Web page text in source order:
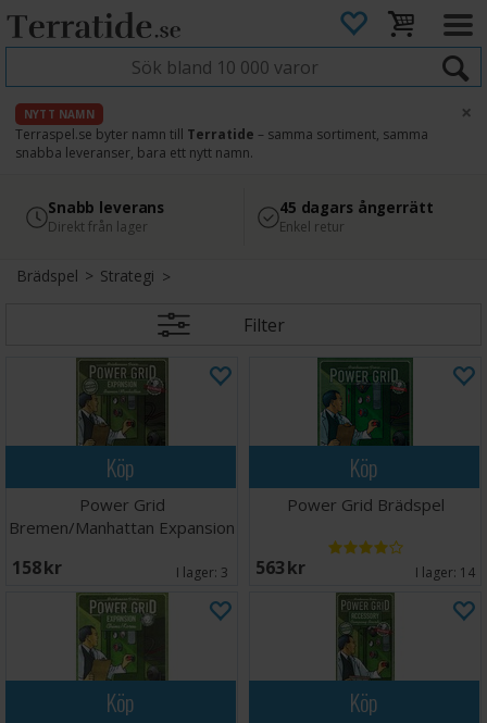
NYTT NAMN
Terraspel.se byter namn till Terratide – samma sortiment, samma
snabba leveranser, bara ett nytt namn.
×
4.8
Läs omdömen på Google
Säker betalning
med Svea
Snabb leverans
Direkt från lager
45 dagars ångerrätt
Enkel retur
Brädspel>Strategi
Filter
Köp
Power Grid
Bremen/Manhattan Expansion
158 SEK I lager: 3
Köp
Power Grid Brädspel
563 SEK I lager: 14
Köp Köp